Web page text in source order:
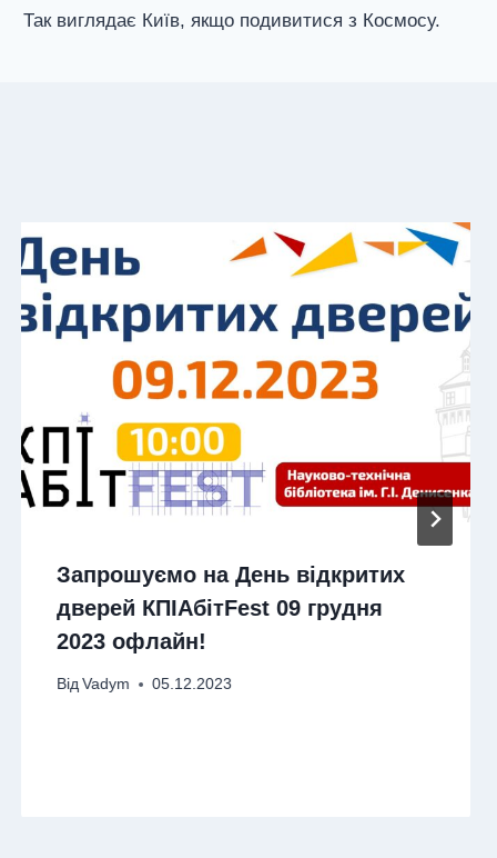
Так виглядає Київ, якщо подивитися з Космосу.
Запрошуємо на День відкритих
дверей КПІАбітFest 09 грудня
2023 офлайн!
Від Vadym 05.12.2023